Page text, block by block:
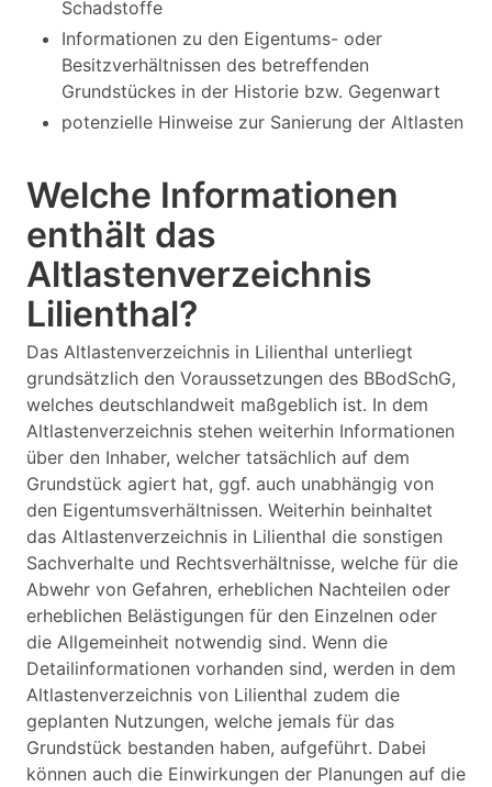
Schadstoffe
Informationen zu den Eigentums- oder
Besitzverhältnissen des betreffenden
Grundstückes in der Historie bzw. Gegenwart
potenzielle Hinweise zur Sanierung der Altlasten
Welche Informationen
enthält das
Altlastenverzeichnis
Lilienthal?
Das Altlastenverzeichnis in Lilienthal unterliegt
grundsätzlich den Voraussetzungen des BBodSchG,
welches deutschlandweit maßgeblich ist. In dem
Altlastenverzeichnis stehen weiterhin Informationen
über den Inhaber, welcher tatsächlich auf dem
Grundstück agiert hat, ggf. auch unabhängig von
den Eigentumsverhältnissen. Weiterhin beinhaltet
das Altlastenverzeichnis in Lilienthal die sonstigen
Sachverhalte und Rechtsverhältnisse, welche für die
Abwehr von Gefahren, erheblichen Nachteilen oder
erheblichen Belästigungen für den Einzelnen oder
die Allgemeinheit notwendig sind. Wenn die
Detailinformationen vorhanden sind, werden in dem
Altlastenverzeichnis von Lilienthal zudem die
geplanten Nutzungen, welche jemals für das
Grundstück bestanden haben, aufgeführt. Dabei
können auch die Einwirkungen der Planungen auf die